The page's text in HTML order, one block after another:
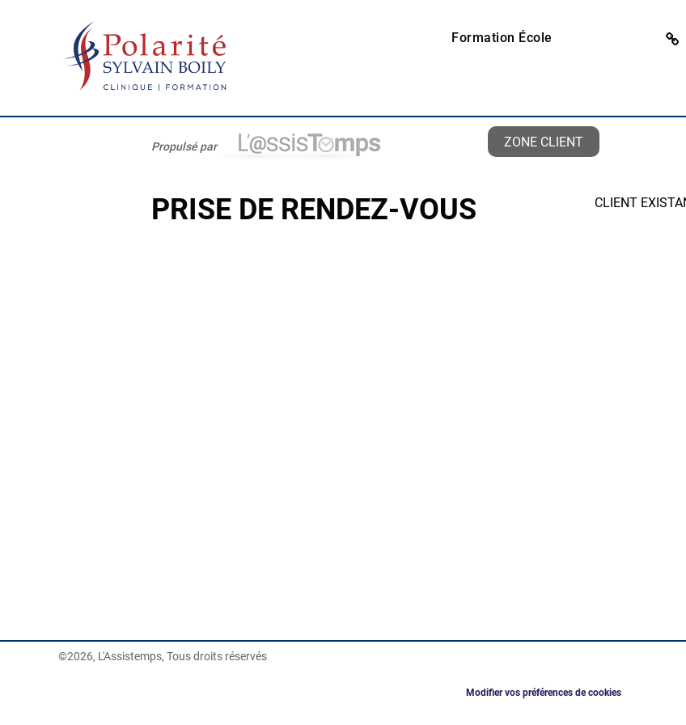
Formation École
Propulsé par ZONE CLIENT
PRISE DE RENDEZ-VOUS CLIENT
©2026, L'Assistemps, Tous droits réservés
Modifier vos préférences de cookies